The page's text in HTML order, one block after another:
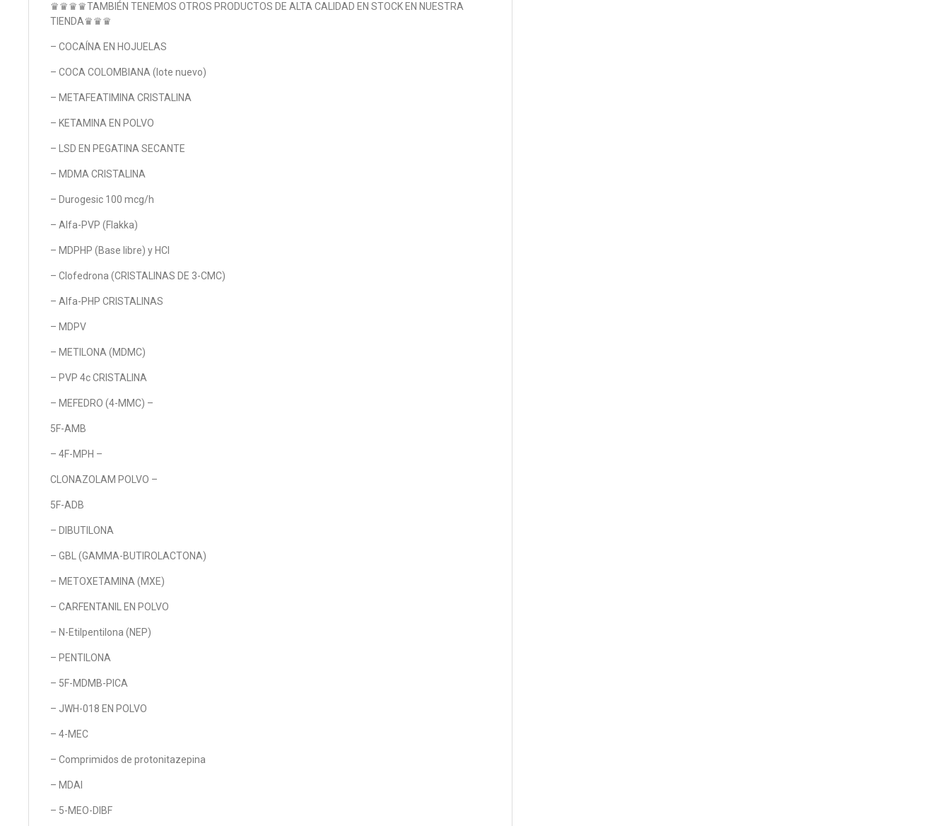
♛♛♛♛TAMBIÉN TENEMOS OTROS PRODUCTOS DE ALTA CALIDAD EN STOCK EN NUESTRA
TIENDA♛♛♛
– COCAÍNA EN HOJUELAS
– COCA COLOMBIANA (lote nuevo)
– METAFEATIMINA CRISTALINA
– KETAMINA EN POLVO
– LSD EN PEGATINA SECANTE
– MDMA CRISTALINA
– Durogesic 100 mcg/h
– Alfa-PVP (Flakka)
– MDPHP (Base libre) y HCl
– Clofedrona (CRISTALINAS DE 3-CMC)
– Alfa-PHP CRISTALINAS
– MDPV
– METILONA (MDMC)
– PVP 4c CRISTALINA
– MEFEDRO (4-MMC) –
5F-AMB
– 4F-MPH –
CLONAZOLAM POLVO –
5F-ADB
– DIBUTILONA
– GBL (GAMMA-BUTIROLACTONA)
– METOXETAMINA (MXE)
– CARFENTANIL EN POLVO
– N-Etilpentilona (NEP)
– PENTILONA
– 5F-MDMB-PICA
– JWH-018 EN POLVO
– 4-MEC
– Comprimidos de protonitazepina
– MDAI
– 5-MEO-DIBF